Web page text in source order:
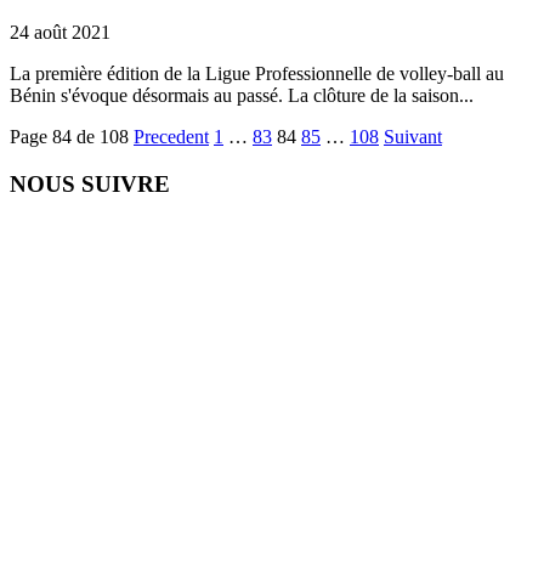
24 août 2021
La première édition de la Ligue Professionnelle de volley-ball au
Bénin s'évoque désormais au passé. La clôture de la saison...
Page 84 de 108 Precedent 1 … 83 84 85 … 108 Suivant
NOUS SUIVRE